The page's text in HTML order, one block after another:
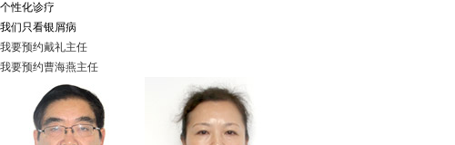
个性化诊疗
我们只看银屑病
我要预约戴礼主任
我要预约曹海燕主任